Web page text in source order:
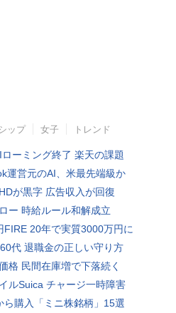
ップ 女子 トレンド
ローミング終了 楽天の課題
運営元のAI、米最先端級か
が黒字 広告収入が回復
ー 時給ルール和解成立
FIRE 20年で実質3000万円に
代 退職金の正しい守り方
格 民間在庫増で下落続く
ルSuica チャージ一時障害
ら購入「ミニ株銘柄」15選